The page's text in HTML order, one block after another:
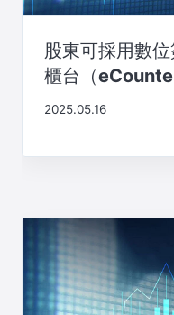
股東可採用數
櫃台（
2025.05.16